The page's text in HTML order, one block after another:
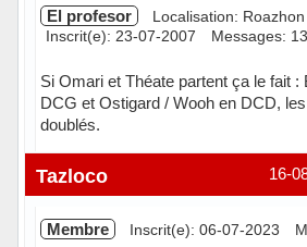
El profesor
Localisation:
Inscrit(e): 23-07-2007
Messages:
Si Omari et Théate partent ça le fait :
DCG et Ostigard / Wooh en DCD,
doublés.
Hors ligne 16-
Tazloco
Membre Inscrit(e): 06-07-2023